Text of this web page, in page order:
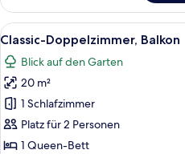
Single
Room,
Balcony
Alle
Fotos
für
Classic-
Doppelzimmer,
Balkon
anzeigen
2
Classic-Doppelzimmer, Balkon
Blick auf den Garten
20 m²
1 Schlafzimmer
Platz für 2 Personen
1 Queen-Bett